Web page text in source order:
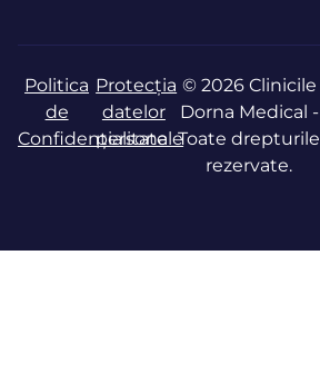
Politica
de
Confidențialitate
Protecția
datelor
personale
© 2026 Clinicile
Dorna Medical -
Toate drepturile
rezervate.